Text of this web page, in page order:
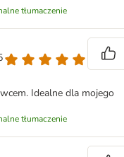
tłumaczenie
Idealne dla mojego
tłumaczenie